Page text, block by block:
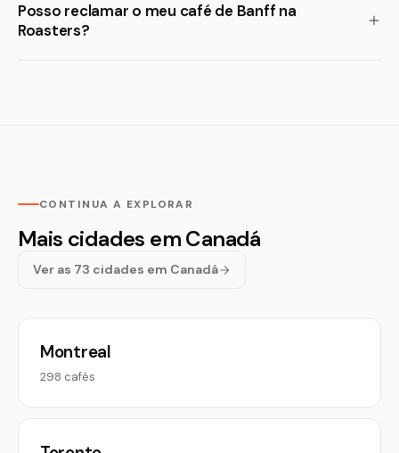
Posso reclamar o meu café de Banff na
Roasters?
CONTINUA A EXPLORAR
Mais cidades em Canadá
Ver as 73 cidades em Canadá
Montreal
298 cafés